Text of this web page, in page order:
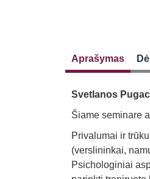
Aprašymas
Svetlanos
Šiame seminare
Privalumai ir
(verslininkai,
Psichologiniai